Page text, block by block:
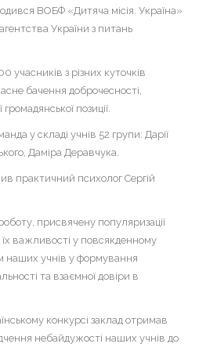
ВОБФ «Дитяча місія. Україна»
України з питань
учасників з різних куточків
бачення доброчесності,
позиції.
у складі учнів 52 групи: Дарії
Даміра Деравчука.
практичний психолог Сергій
присвячену популяризації
важливості у повсякденному
наших учнів у формування
та взаємної довіри в
конкурсі заклад отримав
небайдужості наших учнів до